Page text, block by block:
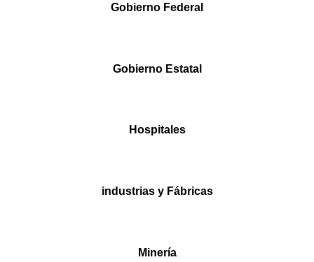
Gobierno Federal
Gobierno Estatal
Hospitales
industrias y Fábricas
Minería